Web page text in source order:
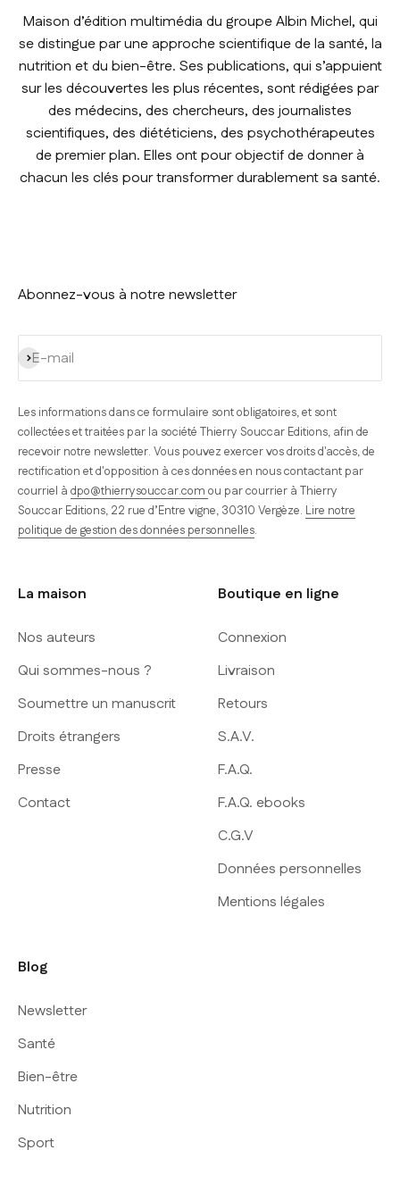
Maison d’édition multimédia du groupe Albin Michel, qui
se distingue par une approche scientifique de la santé, la
nutrition et du bien-être. Ses publications, qui s’appuient
sur les découvertes les plus récentes, sont rédigées par
des médecins, des chercheurs, des journalistes
scientifiques, des diététiciens, des psychothérapeutes
de premier plan. Elles ont pour objectif de donner à
chacun les clés pour transformer durablement sa santé.
Abonnez-vous à notre newsletter
E-mail
S'inscrire
Les informations dans ce formulaire sont obligatoires, et sont
collectées et traitées par la société Thierry Souccar Editions, afin de
recevoir notre newsletter. Vous pouvez exercer vos droits d'accès, de
rectification et d'opposition à ces données en nous contactant par
courriel à dpo@thierrysouccar.com ou par courrier à Thierry
Souccar Editions, 22 rue d’Entre vigne, 30310 Vergèze. Lire notre
politique de gestion des données personnelles.
La maison
Nos auteurs
Qui sommes-nous ?
Soumettre un manuscrit
Droits étrangers
Presse
Contact
Boutique en ligne
Connexion
Livraison
Retours
S.A.V.
F.A.Q.
F.A.Q. ebooks
C.G.V
Données personnelles
Mentions légales
Blog
Newsletter
Santé
Bien-être
Nutrition
Sport